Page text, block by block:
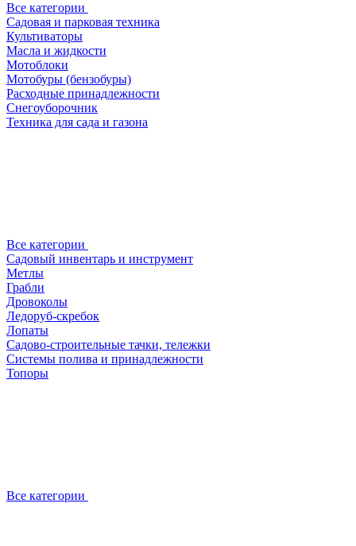
Все категории
Садовая и парковая техника
Культиваторы
Масла и жидкости
Мотоблоки
Мотобуры (бензобуры)
Расходные принадлежности
Снегоуборочник
Техника для сада и газона
Все категории
Садовый инвентарь и инструмент
Метлы
Грабли
Дровоколы
Ледоруб-скребок
Лопаты
Садово-строительные тачки, тележки
Системы полива и принадлежности
Топоры
Все категории